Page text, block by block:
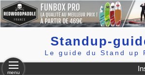
Standup-
Le guide du Stand up
menu